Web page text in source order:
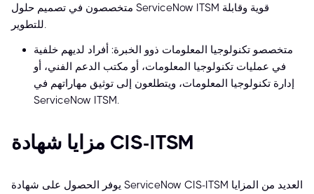
متخصصون في تصميم حلول ServiceNow ITSM قوية وقابلة
للتطوير.
متخصصو تكنولوجيا المعلومات ذوو الخبرة: أفراد لديهم خلفية
في عمليات تكنولوجيا المعلومات، أو مكتب الدعم الفني، أو
إدارة تكنولوجيا المعلومات، ويتطلعون إلى توثيق مهاراتهم في
ServiceNow ITSM.
مزايا شهادة CIS-ITSM
يوفر الحصول على شهادة ServiceNow CIS-ITSM العديد من المزايا